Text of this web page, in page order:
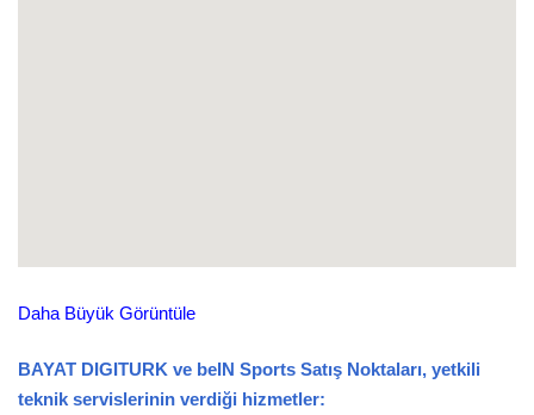
Daha Büyük Görüntüle
BAYAT DIGITURK ve beIN Sports Satış Noktaları, yetkili
teknik servislerinin verdiği hizmetler: